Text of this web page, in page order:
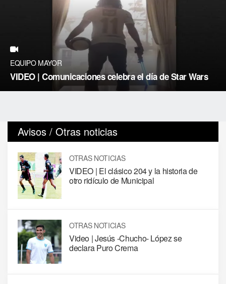
EQUIPO MAYOR
VIDEO | Comunicaciones celebra el día de Star Wars
Avisos / Otras noticias
OTRAS NOTICIAS
VIDEO | El clásico 204 y la historia de
otro ridículo de Municipal
OTRAS NOTICIAS
Video | Jesús -Chucho- López se
declara Puro Crema